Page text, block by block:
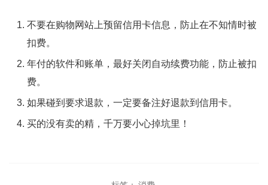
不要在购物网站上预留信用卡信息，防止在不知情时被
扣费。
年付的软件和账单，最好关闭自动续费功能，防止被扣
费。
如果碰到要求退款，一定要备注好退款到信用卡。
买的没有卖的精，千万要小心掉坑里！